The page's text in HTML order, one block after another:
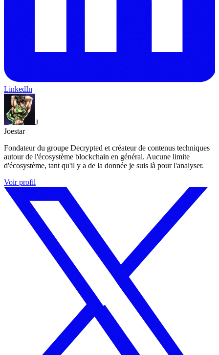
LinkedIn
J
Joestar
Fondateur du groupe Decrypted et créateur de contenus techniques
autour de l'écosystème blockchain en général. Aucune limite
d'écosystème, tant qu'il y a de la donnée je suis là pour l'analyser.
Voir profil